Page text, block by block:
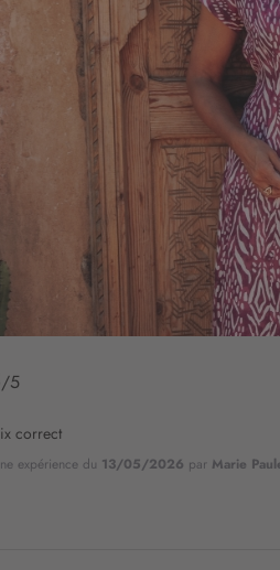
/5
correct
expérience du 13/05/2026 par Marie